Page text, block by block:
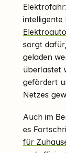
intelligente
sorgt
geladen
überlastet
gefördert
Netzes
Auch im
es
für